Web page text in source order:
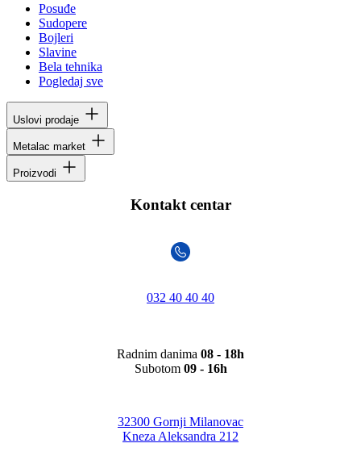
Posuđe
Sudopere
Bojleri
Slavine
Bela tehnika
Pogledaj sve
Uslovi prodaje
Metalac market
Proizvodi
Kontakt centar
032 40 40 40
Radnim danima 08 - 18h
Subotom 09 - 16h
32300 Gornji Milanovac
Kneza Aleksandra 212